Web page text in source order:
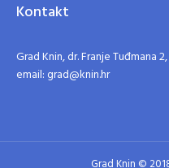
Kontakt
Grad Knin, dr. Franje Tuđmana
email: grad@knin.hr
Grad Knin ©